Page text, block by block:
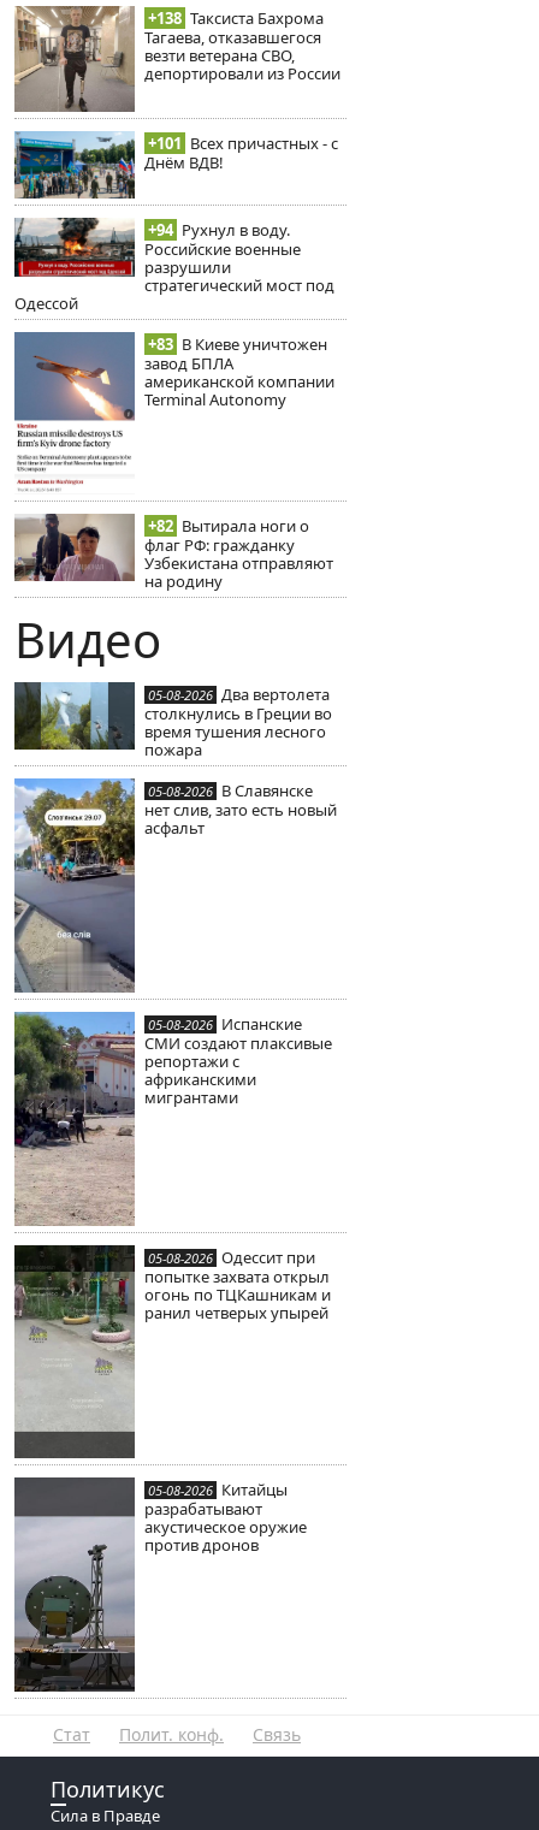
+138 Таксиста Бахрома
Тагаева, отказавшегося
везти ветерана СВО,
депортировали из России
+101 Всех причастных - с
Днём ВДВ!
+94 Рухнул в воду.
Российские военные
разрушили
стратегический мост под
Одессой
+83 В Киеве уничтожен
завод БПЛА
американской компании
Terminal Autonomy
+82 Вытирала ноги о
флаг РФ: гражданку
Узбекистана отправляют
на родину
Видео
05-08-2026 Два вертолета
столкнулись в Греции во
время тушения лесного
пожара
05-08-2026 В Славянске
нет слив, зато есть новый
асфальт
05-08-2026 Испанские
СМИ создают плаксивые
репортажи с
африканскими
мигрантами
05-08-2026 Одессит при
попытке захвата открыл
огонь по ТЦКашникам и
ранил четверых упырей
05-08-2026 Китайцы
разрабатывают
акустическое оружие
против дронов
Стат Полит. конф. Связь
Политикус
Сила в Правде